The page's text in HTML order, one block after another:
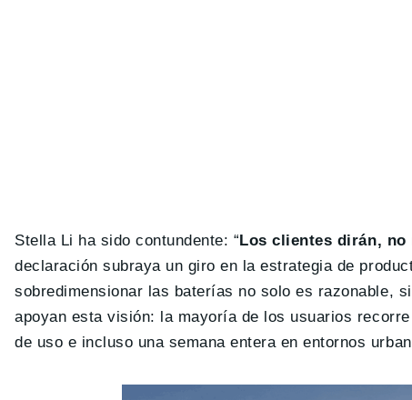
Stella Li ha sido contundente: “ Los clientes dirán, no
declaración subraya un giro en la estrategia de
sobredimensionar las baterías no solo es razonable,
apoyan esta visión: la mayoría de los usuarios recorre
de uso e incluso una semana entera en entornos